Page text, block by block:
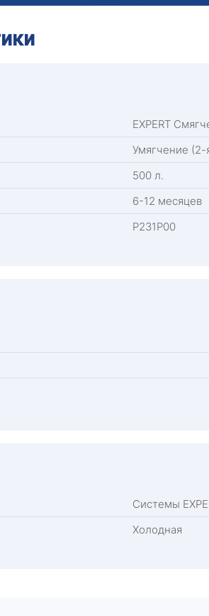
EXPERT
Умягчение (2-
500 л.
6-12 месяцев
Р231Р00
Системы
Холодная